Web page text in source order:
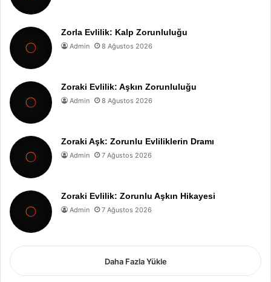
Zorla Evlilik: Kalp Zorunluluğu
Admin 8 Ağustos 2026
Zoraki Evlilik: Aşkın Zorunluluğu
Admin 8 Ağustos 2026
Zoraki Aşk: Zorunlu Evliliklerin Dramı
Admin 7 Ağustos 2026
Zoraki Evlilik: Zorunlu Aşkın Hikayesi
Admin 7 Ağustos 2026
Daha Fazla Yükle